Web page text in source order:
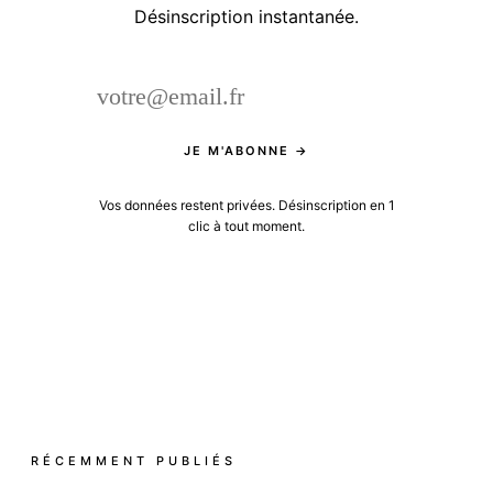
Désinscription instantanée.
JE M'ABONNE →
Vos données restent privées. Désinscription en 1
clic à tout moment.
RÉCEMMENT PUBLIÉS